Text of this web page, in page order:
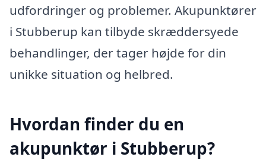
udfordringer og problemer. Akupunktører
i Stubberup kan tilbyde skræddersyede
behandlinger, der tager højde for din
unikke situation og helbred.
Hvordan finder du en
akupunktør i Stubberup?